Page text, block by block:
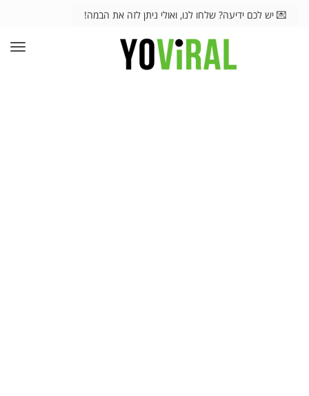
💌 יש לכם ידיעה? שלחו לנו, ואולי ניתן לזה את הבמה!